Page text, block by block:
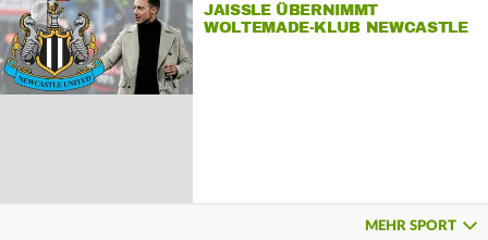
JAISSLE ÜBERNIMMT
WOLTEMADE-KLUB NEWCASTLE
MEHR SPORT